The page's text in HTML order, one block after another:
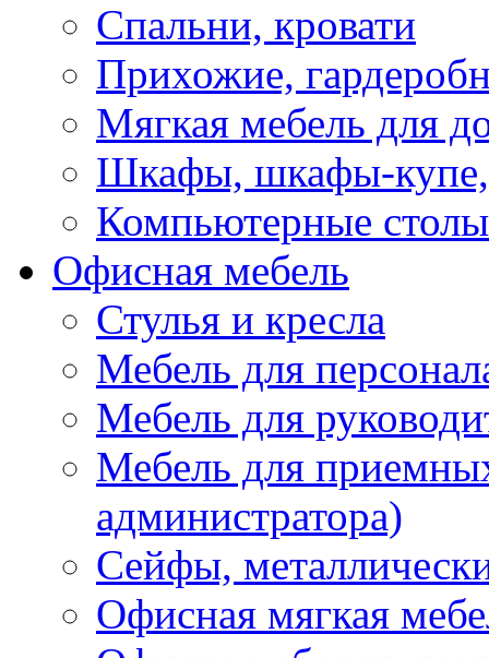
Спальни, кровати
Прихожие,
Мягкая мебель для
Шкафы, шкафы-купе,
Компьютерные столы
Офисная мебель
Стулья и кресла
Мебель для
Мебель для
Мебель для
администратора)
Сейфы,
Офисная мягкая